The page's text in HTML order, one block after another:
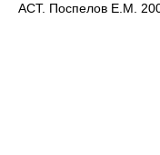
АСТ. Поспелов Е.М.